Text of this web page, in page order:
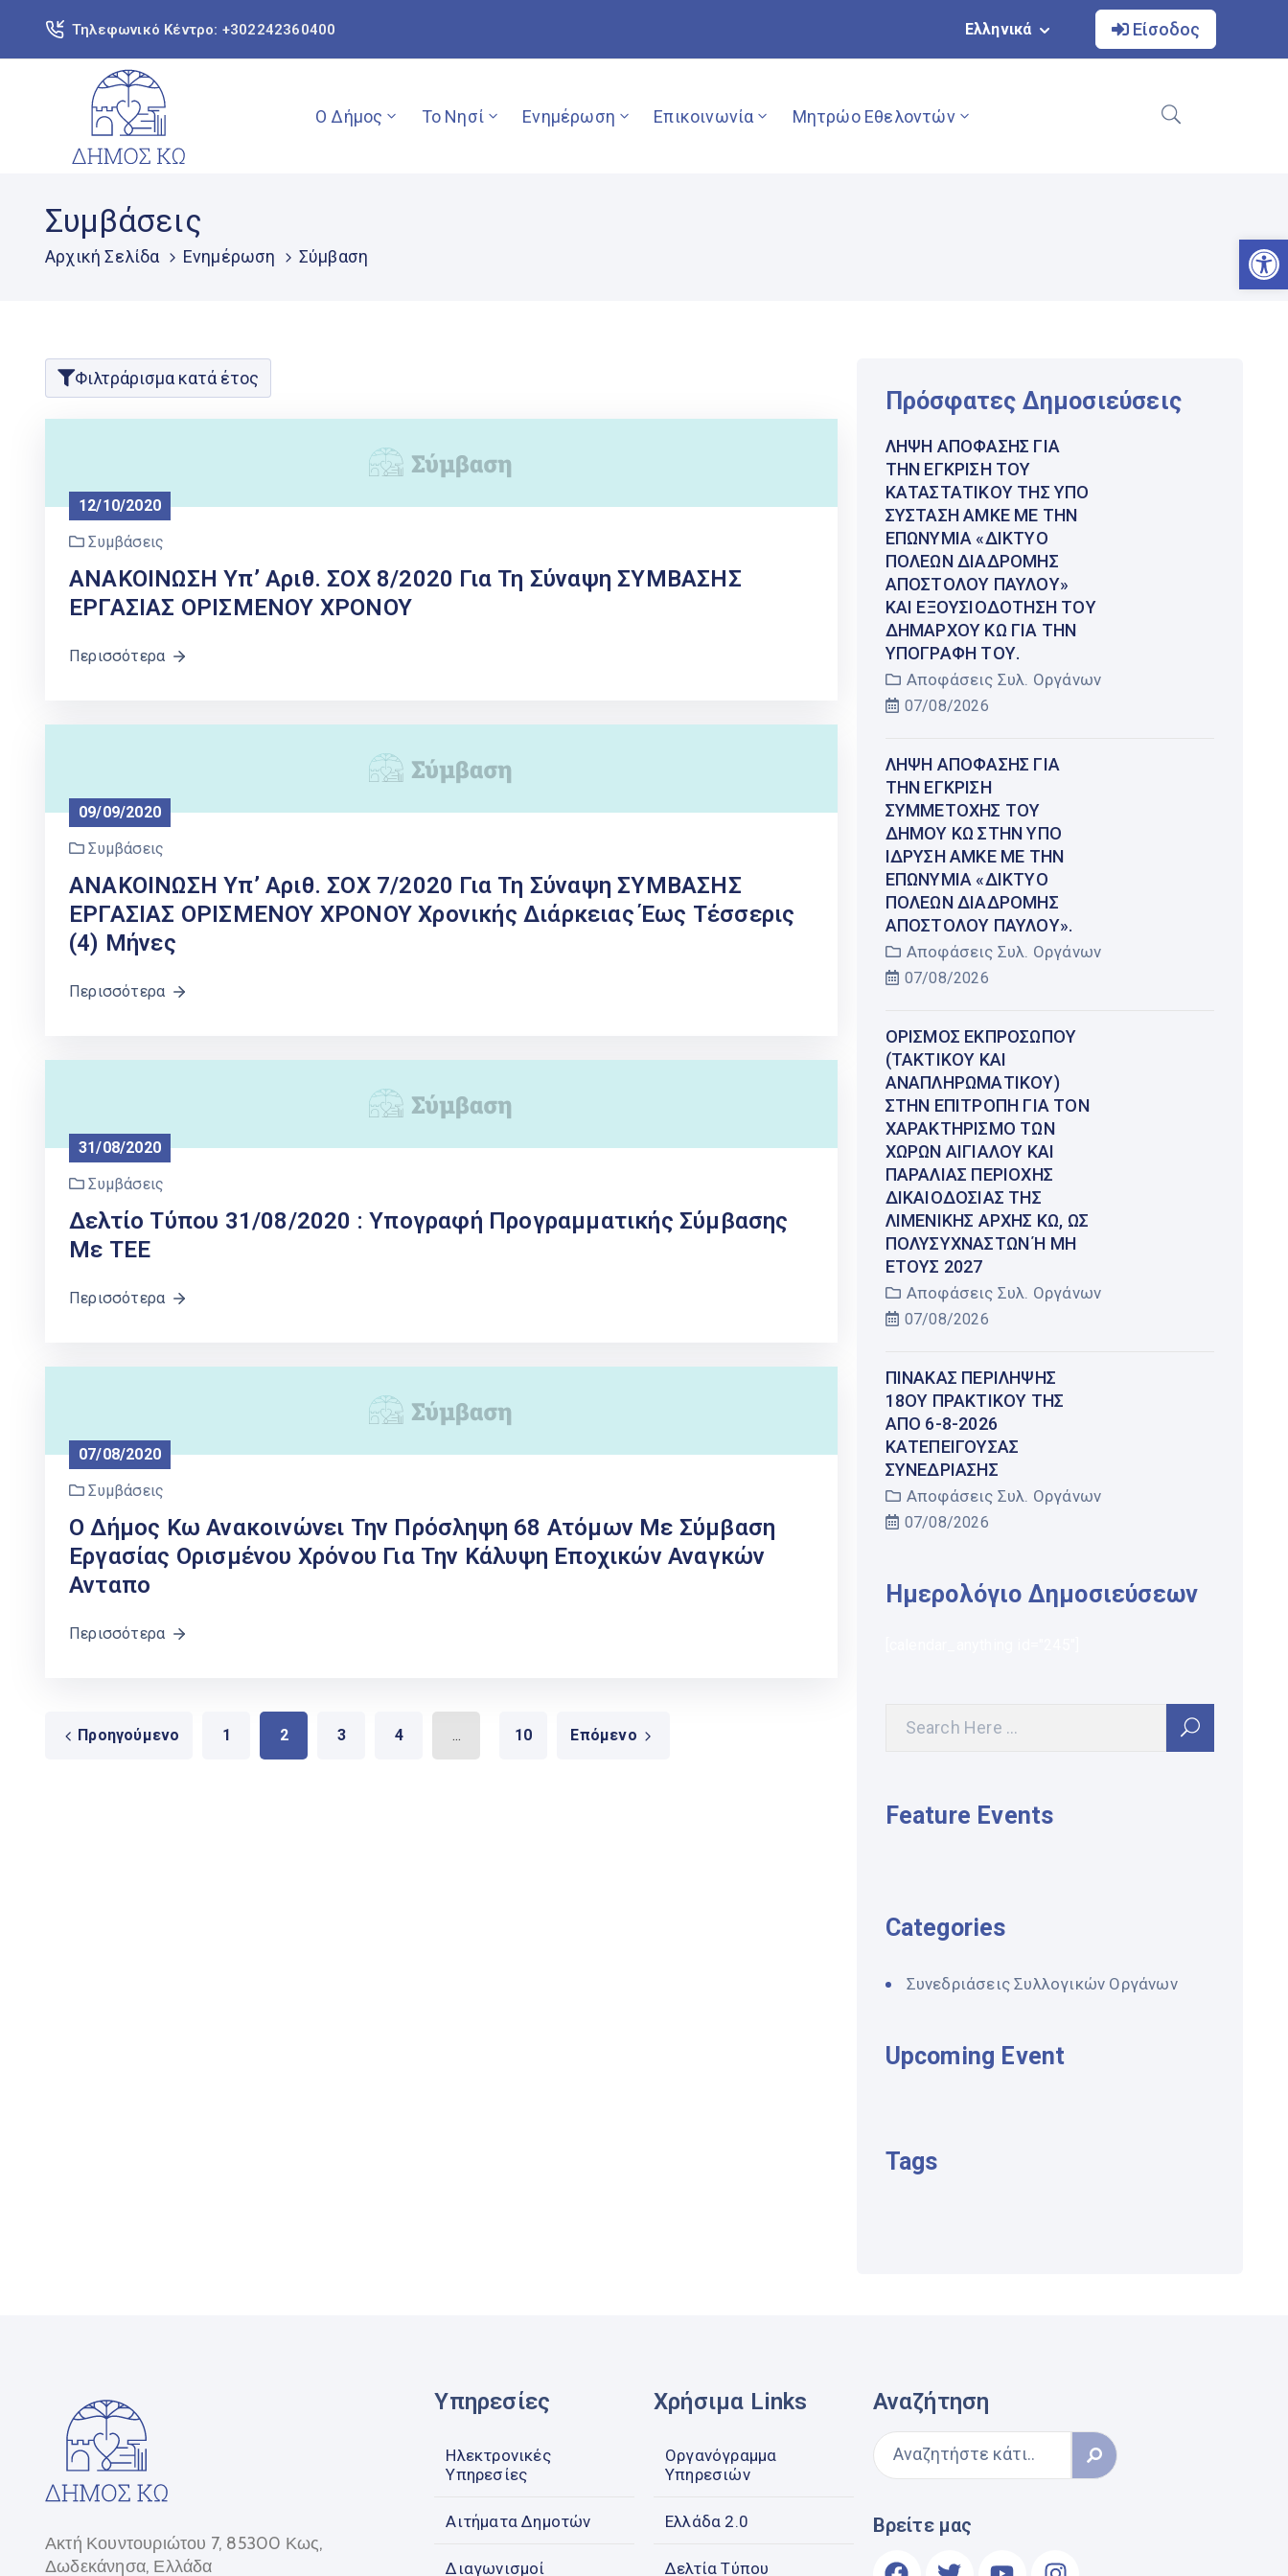
Τηλεφωνικό Κέντρο: +302242360400 Ελληνικά Είσοδος
Ο Δήμος Το Νησί Ενημέρωση Επικοινωνία Μητρώο Εθελοντών
Συμβάσεις
Αρχική Σελίδα Ενημέρωση Σύμβαση
Φιλτράρισμα κατά έτος
12/10/2020
Συμβάσεις
ΑΝΑΚΟΙΝΩΣΗ Υπ’ Αριθ. ΣΟΧ 8/2020 Για Τη Σύναψη ΣΥΜΒΑΣΗΣ
ΕΡΓΑΣΙΑΣ ΟΡΙΣΜΕΝΟΥ ΧΡΟΝΟΥ
Περισσότερα
09/09/2020
Συμβάσεις
ΑΝΑΚΟΙΝΩΣΗ Υπ’ Αριθ. ΣΟΧ 7/2020 Για Τη Σύναψη ΣΥΜΒΑΣΗΣ
ΕΡΓΑΣΙΑΣ ΟΡΙΣΜΕΝΟΥ ΧΡΟΝΟΥ Χρονικής Διάρκειας Έως Τέσσερις
(4) Μήνες
Περισσότερα
31/08/2020
Συμβάσεις
Δελτίο Τύπου 31/08/2020 : Υπογραφή Προγραμματικής Σύμβασης
Με ΤΕΕ
Περισσότερα
07/08/2020
Συμβάσεις
Ο Δήμος Κω Ανακοινώνει Την Πρόσληψη 68 Ατόμων Με Σύμβαση
Εργασίας Ορισμένου Χρόνου Για Την Κάλυψη Εποχικών Αναγκών
Ανταπο
Περισσότερα
Προηγούμενο 1 2 3 4 ... 10 Επόμενο
Πρόσφατες Δημοσιεύσεις
ΛΉΨΗ ΑΠΌΦΑΣΗΣ ΓΙΑ
ΤΗΝ ΈΓΚΡΙΣΗ ΤΟΥ
ΚΑΤΑΣΤΑΤΙΚΟΎ ΤΗΣ ΥΠΌ
ΣΎΣΤΑΣΗ ΑΜΚΕ ΜΕ ΤΗΝ
ΕΠΩΝΥΜΊΑ «ΔΊΚΤΥΟ
ΠΌΛΕΩΝ ΔΙΑΔΡΟΜΉΣ
ΑΠΟΣΤΌΛΟΥ ΠΑΎΛΟΥ»
ΚΑΙ ΕΞΟΥΣΙΟΔΌΤΗΣΗ ΤΟΥ
ΔΗΜΆΡΧΟΥ ΚΩ ΓΙΑ ΤΗΝ
ΥΠΟΓΡΑΦΉ ΤΟΥ.
Αποφάσεις Συλ. Οργάνων
07/08/2026
ΛΉΨΗ ΑΠΌΦΑΣΗΣ ΓΙΑ
ΤΗΝ ΈΓΚΡΙΣΗ
ΣΥΜΜΕΤΟΧΉΣ ΤΟΥ
ΔΉΜΟΥ ΚΩ ΣΤΗΝ ΥΠΌ
ΊΔΡΥΣΗ ΑΜΚΕ ΜΕ ΤΗΝ
ΕΠΩΝΥΜΊΑ «ΔΊΚΤΥΟ
ΠΌΛΕΩΝ ΔΙΑΔΡΟΜΉΣ
ΑΠΟΣΤΌΛΟΥ ΠΑΎΛΟΥ».
Αποφάσεις Συλ. Οργάνων
07/08/2026
ΟΡΙΣΜΌΣ ΕΚΠΡΟΣΏΠΟΥ
(ΤΑΚΤΙΚΟΎ ΚΑΙ
ΑΝΑΠΛΗΡΩΜΑΤΙΚΟΎ)
ΣΤΗΝ ΕΠΙΤΡΟΠΉ ΓΙΑ ΤΟΝ
ΧΑΡΑΚΤΗΡΙΣΜΌ ΤΩΝ
ΧΏΡΩΝ ΑΙΓΙΑΛΟΎ ΚΑΙ
ΠΑΡΑΛΊΑΣ ΠΕΡΙΟΧΉΣ
ΔΙΚΑΙΟΔΟΣΊΑΣ ΤΗΣ
ΛΙΜΕΝΙΚΉΣ ΑΡΧΉΣ ΚΩ, ΩΣ
ΠΟΛΥΣΎΧΝΑΣΤΩΝ Ή ΜΗ Έ
ΤΟΥΣ 2027
Αποφάσεις Συλ. Οργάνων
07/08/2026
ΠΊΝΑΚΑΣ ΠΕΡΊΛΗΨΗΣ
18ΟΥ ΠΡΑΚΤΙΚΟΎ ΤΗΣ
ΑΠΌ 6-8-2026
ΚΑΤΕΠΕΊΓΟΥΣΑΣ
ΣΥΝΕΔΡΊΑΣΗΣ
Αποφάσεις Συλ. Οργάνων
07/08/2026
Ημερολόγιο Δημοσιεύσεων
Feature Events
Categories
Συνεδριάσεις Συλλογικών Οργάνων
Upcoming Event
Tags
Ακτή Κουντουριώτου 7, 85300 Κως,
Δωδεκάνησα, Ελλάδα
Υπηρεσίες
Ηλεκτρονικές
Υπηρεσίες
Αιτήματα Δημοτών
Διαγωνισμοί
Χρήσιμα Links
Οργανόγραμμα
Υπηρεσιών
Ελλάδα 2.0
Δελτία Τύπου
Αναζήτηση
Βρείτε μας